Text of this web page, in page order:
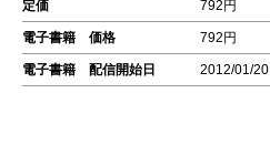
定価 792円
電子書籍 価格 792円
電子書籍 配信開始日 2012/01/20